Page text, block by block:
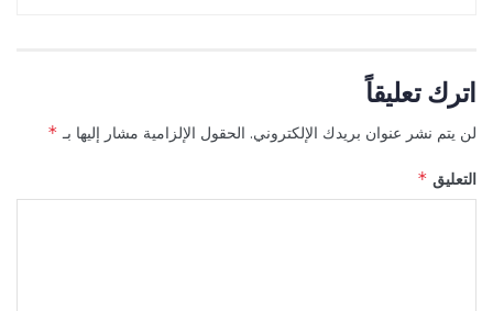
اترك تعليقاً
لن يتم نشر عنوان بريدك الإلكتروني. الحقول الإلزامية مشار إليها بـ *
التعليق *